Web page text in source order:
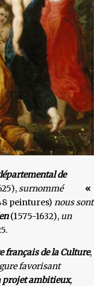
de
surnommé
«
peintures) nous sont
(1575-1632), un
français de la Culture,
favorisant
projet ambitieux,